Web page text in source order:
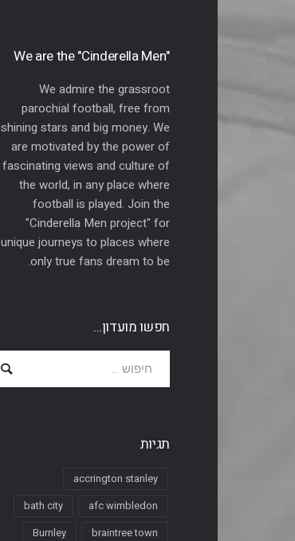
"We are the "Cinderella Men
We admire the grassroot
parochial football, free from
shining stars and big money. We
are motivated by the power of
fascinating views and culture of
the world, in any place where
football is played. Join the
"Cinderella Men project" for
unique journeys to places where
only true fans dream to be.
חפשו מועדון…
תגיות
accrington stanley
afc wimbledon
bath city
braintree town
Burnley